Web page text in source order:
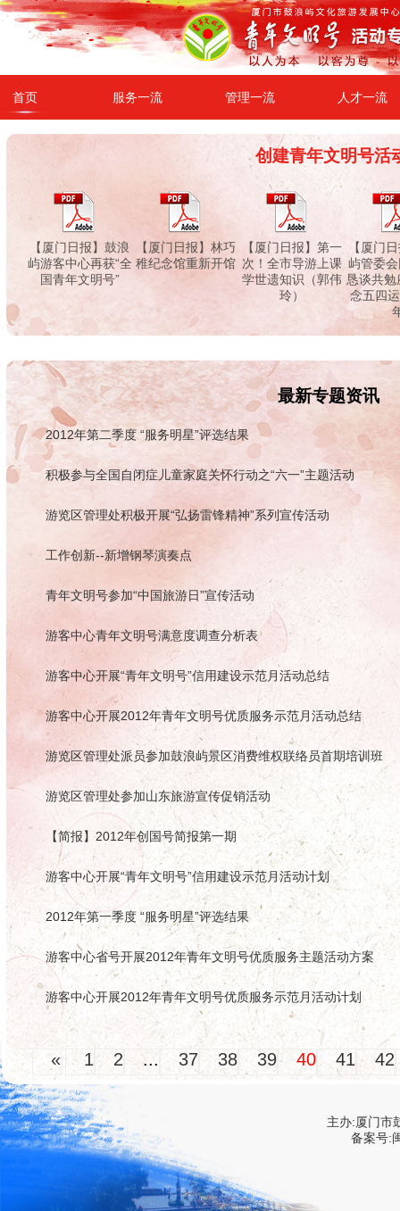
首页 服务一流 管理一流 人才一流
创建青年文明号活
【厦门日报】鼓浪
屿游客中心再获“全
国青年文明号”
【厦门日报】林巧
稚纪念馆重新开馆
【厦门日报】第一
次！全市导游上课
学世遗知识（郭伟
玲）
【厦门
屿管委
恳谈共
念五四
最新专题资讯
2012年第二季度 “服务明星”评选结果
积极参与全国自闭症儿童家庭关怀行动之“六一”主题活动
游览区管理处积极开展“弘扬雷锋精神”系列宣传活动
工作创新--新增钢琴演奏点
青年文明号参加“中国旅游日”宣传活动
游客中心青年文明号满意度调查分析表
游客中心开展“青年文明号”信用建设示范月活动总结
游客中心开展2012年青年文明号优质服务示范月活动总结
游览区管理处派员参加鼓浪屿景区消费维权联络员首期培训班
游览区管理处参加山东旅游宣传促销活动
【简报】2012年创国号简报第一期
游客中心开展“青年文明号”信用建设示范月活动计划
2012年第一季度 “服务明星”评选结果
游客中心省号开展2012年青年文明号优质服务主题活动方案
游客中心开展2012年青年文明号优质服务示范月活动计划
« 1 2 ... 37 38 39 40 41 42
主办:厦门市
备案号: